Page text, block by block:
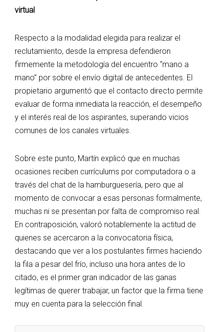
virtual
​Respecto a la modalidad elegida para realizar el
reclutamiento, desde la empresa defendieron
firmemente la metodología del encuentro “mano a
mano” por sobre el envío digital de antecedentes. El
propietario argumentó que el contacto directo permite
evaluar de forma inmediata la reacción, el desempeño
y el interés real de los aspirantes, superando vicios
comunes de los canales virtuales.
​Sobre este punto, Martín explicó que en muchas
ocasiones reciben currículums por computadora o a
través del chat de la hamburguesería, pero que al
momento de convocar a esas personas formalmente,
muchas ni se presentan por falta de compromiso real.
En contraposición, valoró notablemente la actitud de
quienes se acercaron a la convocatoria física,
destacando que ver a los postulantes firmes haciendo
la fila a pesar del frío, incluso una hora antes de lo
citado, es el primer gran indicador de las ganas
legítimas de querer trabajar, un factor que la firma tiene
muy en cuenta para la selección final.